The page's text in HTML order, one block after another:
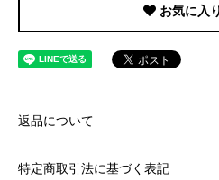
お気に入
返品について
特定商取引法に基づく表記